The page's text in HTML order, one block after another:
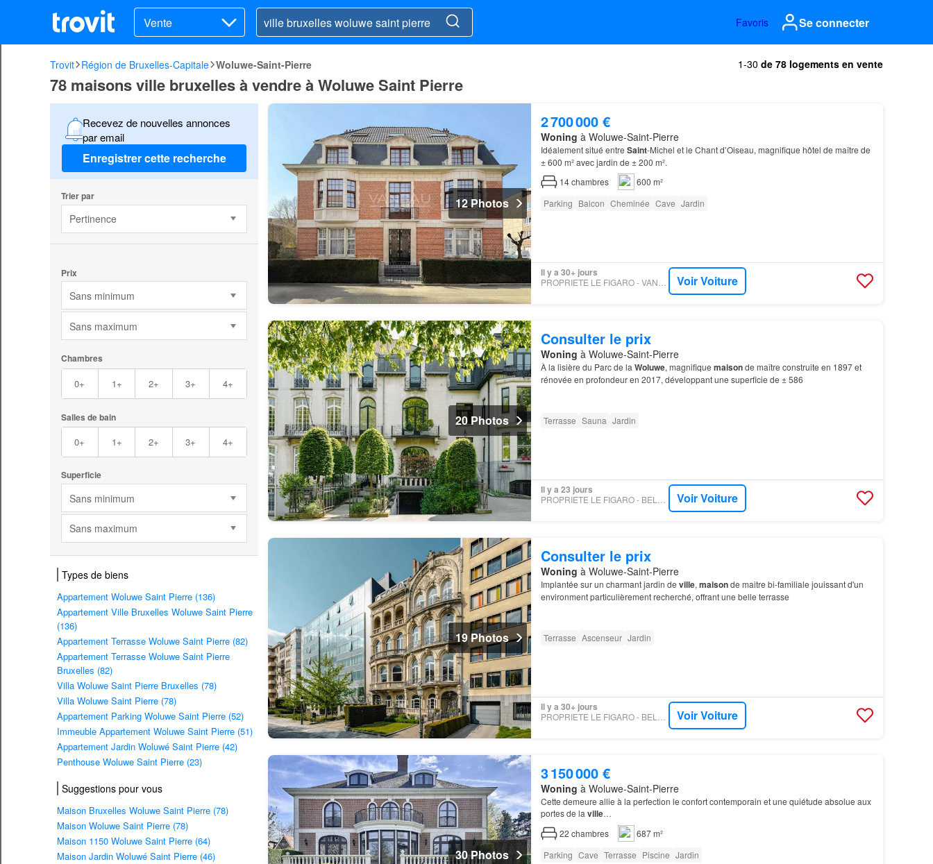
Vente Favoris Se connecter
Trovit Région de Bruxelles-Capitale Woluwe-Saint-Pierre 1-30 de 78 logements en vente
78 maisons ville bruxelles à vendre à Woluwe Saint Pierre
Recevez de nouvelles annonces
par email
Enregistrer cette recherche
Trier par
Pertinence
Prix
Sans minimum
Sans maximum
Chambres
0+ 1+ 2+ 3+ 4+
Salles de bain
0+ 1+ 2+ 3+ 4+
Superficie
Sans minimum
Sans maximum
Types de biens
Appartement Woluwe Saint Pierre (136)
Appartement Ville Bruxelles Woluwe Saint Pierre
(136)
Appartement Terrasse Woluwe Saint Pierre (82)
Appartement Terrasse Woluwe Saint Pierre
Bruxelles (82)
Villa Woluwe Saint Pierre Bruxelles (78)
Villa Woluwe Saint Pierre (78)
Appartement Parking Woluwe Saint Pierre (52)
Immeuble Appartement Woluwe Saint Pierre (51)
Appartement Jardin Woluwé Saint Pierre (42)
Penthouse Woluwe Saint Pierre (23)
Suggestions pour vous
Maison Bruxelles Woluwe Saint Pierre (78)
Maison Woluwe Saint Pierre (78)
Maison 1150 Woluwe Saint Pierre (64)
Maison Jardin Woluwé Saint Pierre (46)
12 Photos
2 700 000 €
Woning à Woluwe-Saint-Pierre
Idéalement situé entre Saint-Michel et le Chant d’Oiseau, magnifique hôtel de maître de
± 600 m² avec jardin de ± 200 m².
14chambres
600 m²
Parking Balcon Cheminée Cave Jardin
Il y a 30+ jours
PROPRIETE LE FIGARO - VANEAU COLLECTION PRIVÉE Voir Voiture
20 Photos
Consulter le prix
Woning à Woluwe-Saint-Pierre
À la lisière du Parc de la Woluwe, magnifique maisonde maître construite en 1897 et
rénovée en profondeur en 2017, développant une superficie de ± 586
Terrasse Sauna Jardin
Il y a 23 jours
PROPRIETE LE FIGARO - BELGIUM SOTHEBY’S INTERNATIONAL REALTY Voir Voiture
19 Photos
Consulter le prix
Woning à Woluwe-Saint-Pierre
Implantée sur un charmant jardin de ville, maisonde maitre bi-familiale jouissant d'un
environment particulièrement recherché, offrant une belle terrasse
Terrasse Ascenseur Jardin
Il y a 30+ jours
PROPRIETE LE FIGARO - BELGIUM SOTHEBY’S INTERNATIONAL REALTY Voir Voiture
30 Photos
3 150 000 €
Woning à Woluwe-Saint-Pierre
Cette demeure allie à la perfection le confort contemporain et une quiétude absolue aux
portes de la ville…
22 chambres
687 m²
Parking Cave Terrasse Piscine Jardin